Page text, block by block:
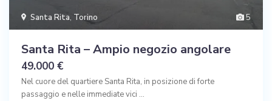
5
Santa Rita, Torino
Santa Rita – Ampio negozio angolare
49.000 €
Nel cuore del quartiere Santa Rita, in posizione di forte
passaggio e nelle immediate vici ...